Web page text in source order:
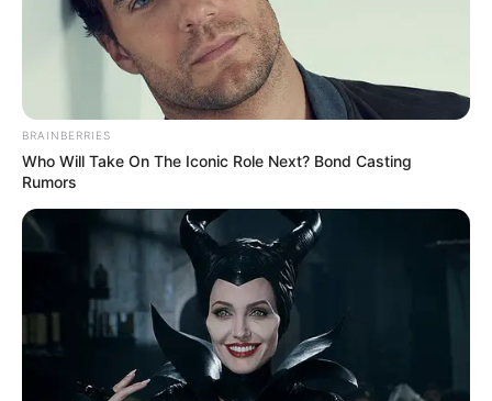
BRAINBERRIES
Who Will Take On The Iconic Role Next? Bond Casting
Rumors